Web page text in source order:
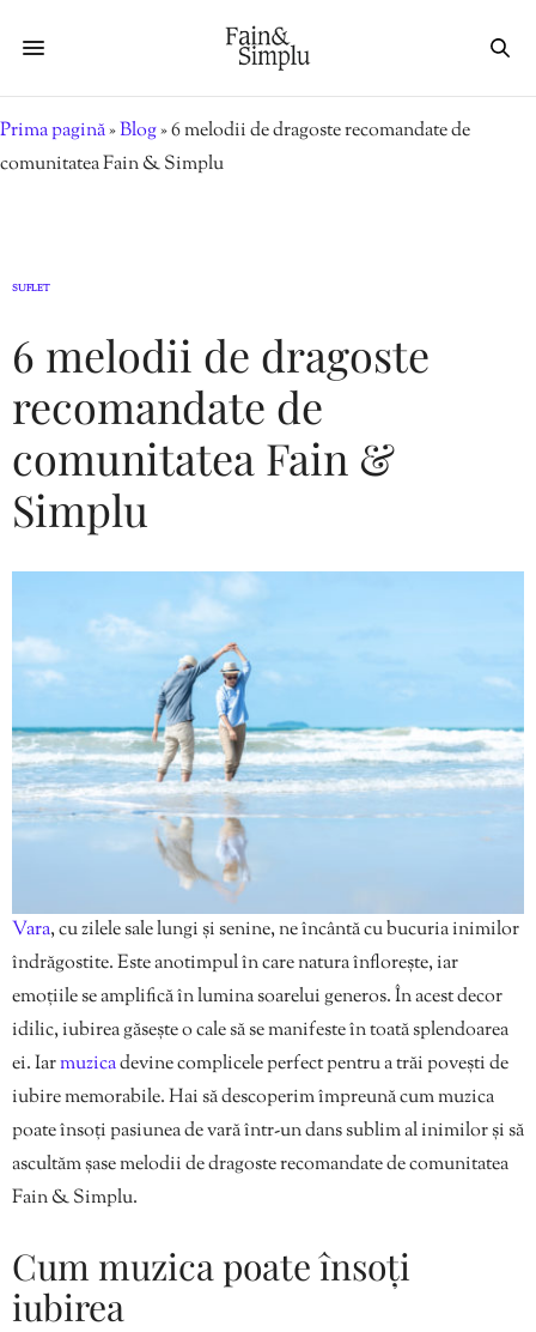
Prima pagină»Blog»6 melodii de dragoste recomandate de
comunitatea Fain & Simplu
SUFLET
6 melodii de dragoste
recomandate de
comunitatea Fain &
Simplu
Vara, cu zilele sale lungi și senine, ne încântă cu bucuria inimilor
îndrăgostite. Este anotimpul în care natura înflorește, iar
emoțiile se amplifică în lumina soarelui generos. În acest decor
idilic, iubirea găsește o cale să se manifeste în toată splendoarea
ei. Iarmuzicadevine complicele perfect pentru a trăi povești de
iubire memorabile. Hai să descoperim împreună cum muzica
poate însoți pasiunea de vară într-un dans sublim al inimilor și să
ascultăm șase melodii de dragoste recomandate de comunitatea
Fain & Simplu.
Cum muzica poate însoți
iubirea